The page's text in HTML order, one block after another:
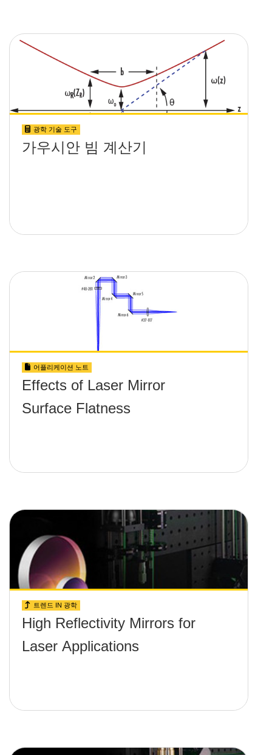
광학 기술 도구
가우시안 빔 계산기
어플리케이션 노트
Effects of Laser Mirror
Surface Flatness
트렌드 IN 광학
High Reflectivity Mirrors for
Laser Applications